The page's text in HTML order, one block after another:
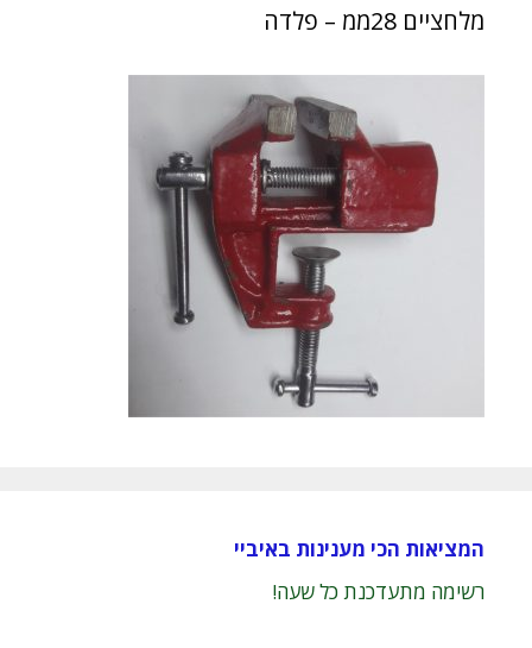
מלחציים 28ממ – פלדה
המציאות הכי מענינות באיביי
רשימה מתעדכנת כל שעה!